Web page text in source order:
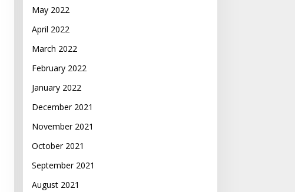
May 2022
April 2022
March 2022
February 2022
January 2022
December 2021
November 2021
October 2021
September 2021
August 2021